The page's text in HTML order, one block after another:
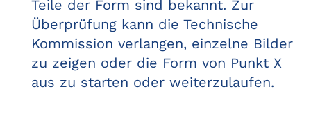
Teile der Form sind bekannt. Zur
Überprüfung kann die Technische
Kommission verlangen, einzelne Bilder
zu zeigen oder die Form von Punkt X
aus zu starten oder weiterzulaufen.